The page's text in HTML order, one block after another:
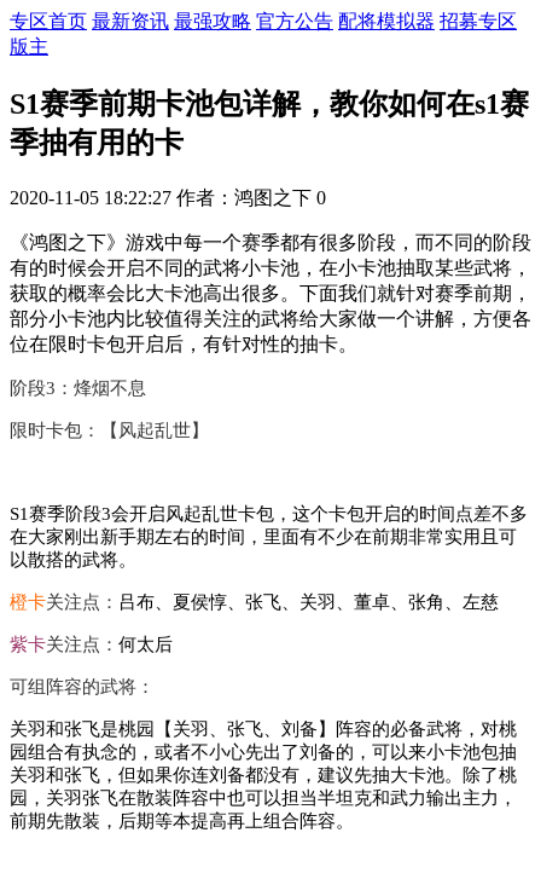
专区首页 最新资讯 最强攻略 官方公告 配将模拟器 招募专区
版主
S1赛季前期卡池包详解，教你如何在s1赛
季抽有用的卡
2020-11-05 18:22:27 作者：鸿图之下 0
《鸿图之下》游戏中每一个赛季都有很多阶段，而不同的阶段
有的时候会开启不同的武将小卡池，在小卡池抽取某些武将，
获取的概率会比大卡池高出很多。下面我们就针对赛季前期，
部分小卡池内比较值得关注的武将给大家做一个讲解，方便各
位在限时卡包开启后，有针对性的抽卡。
阶段3：烽烟不息
限时卡包：【风起乱世】
S1赛季阶段3会开启风起乱世卡包，这个卡包开启的时间点差不多
在大家刚出新手期左右的时间，里面有不少在前期非常实用且可
以散搭的武将。
橙卡关注点： 吕布、夏侯惇、张飞、关羽、董卓、张角、左慈
紫卡关注点： 何太后
可组阵容的武将：
关羽和张飞是桃园【关羽、张飞、刘备】阵容的必备武将，对桃
园组合有执念的，或者不小心先出了刘备的，可以来小卡池包抽
关羽和张飞，但如果你连刘备都没有，建议先抽大卡池。除了桃
园，关羽张飞在散装阵容中也可以担当半坦克和武力输出主力，
前期先散装，后期等本提高再上组合阵容。